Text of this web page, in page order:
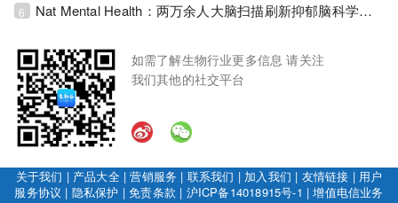
6 Nat Mental Health：两万余人大脑扫描刷新抑郁脑科学认知！抑郁不只是情绪病，视觉、运动脑区同步受损！
如需了解生物行业更多信息 请关注
我们其他的社交平台
关于我们 | 产品大全|营销服务 | 联系我们 | 加入我们 | 友情链接 | 用户
服务协议 | 隐私保护 |免责条款 | 沪ICP备14018915号-1 |增值电信业务